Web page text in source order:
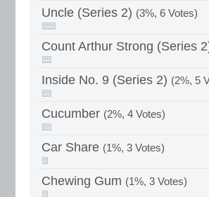
Uncle (Series 2) (3%, 6 Votes)
Count Arthur Strong (Series
Inside No. 9 (Series 2) (2%, 5
Cucumber (2%, 4 Votes)
Car Share (1%, 3 Votes)
Chewing Gum (1%, 3 Votes)